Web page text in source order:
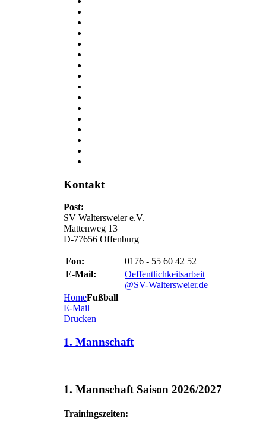
Kontakt
Post:
SV Waltersweier e.V.
Mattenweg 13
D-77656 Offenburg
Fon:
0176 - 55 60 42 52
E-Mail:
Oeffentlichkeitsarbeit
@SV-Waltersweier.de
HomeFußball
E-Mail
Drucken
1. Mannschaft
1. Mannschaft Saison 2026/2027
Trainingszeiten: